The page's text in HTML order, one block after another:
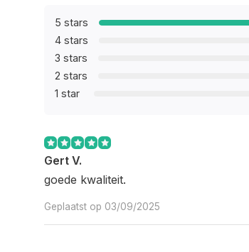
5 stars
4 stars
3 stars
2 stars
1 star
Gert V.
goede kwaliteit.
Geplaatst op 03/09/2025